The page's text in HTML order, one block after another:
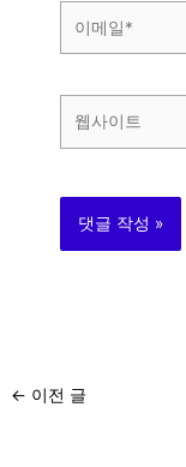
*
← 이전 글